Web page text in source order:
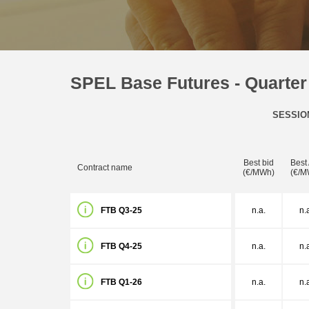
SPEL Base Futures - Quarter
Contract name
Best bid
(€/MWh)
Best
(€/
FTB Q3-25 n.a.
FTB Q4-25 n.a.
FTB Q1-26 n.a.